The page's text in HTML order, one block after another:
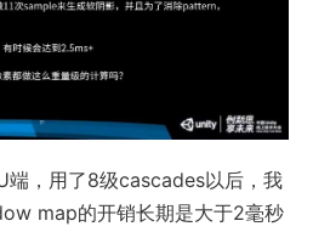
端，用了8级cascades以后，我
map的开销长期是大于2毫秒